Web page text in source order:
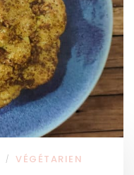
/ VÉGÉTARIEN